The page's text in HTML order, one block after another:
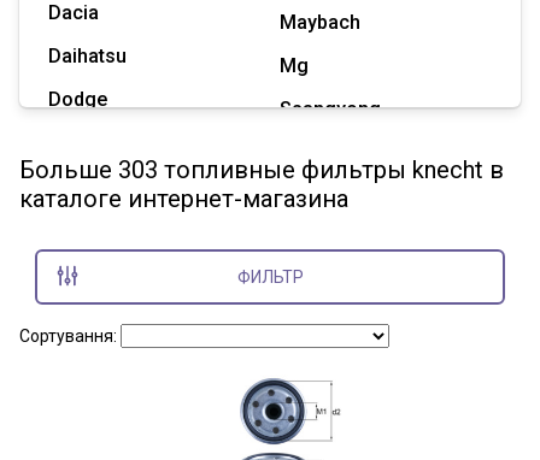
Dacia
Daihatsu
Dodge
Great Wall
Hummer
Maybach
Mg
Ssangyong
Tesla
Показать все марки
Больше 303 топливные фильтры knecht в
каталоге интернет-магазина
ФИЛЬТР
Сортування: